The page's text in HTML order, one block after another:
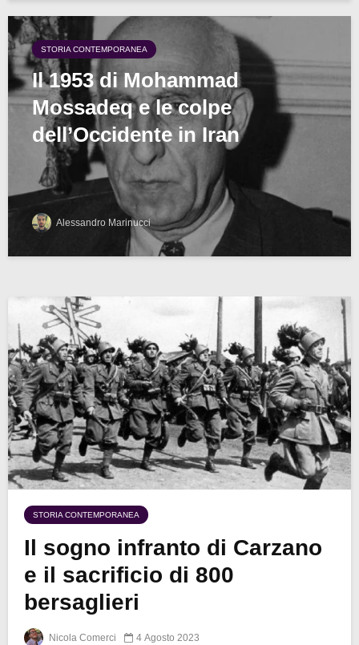
STORIA CONTEMPORANEA
Il 1953 di Mohammad
Mossadeq e le colpe
dell’Occidente in Iran
Alessandro Marinucci
STORIA CONTEMPORANEA
Il sogno infranto di Carzano
e il sacrificio di 800
bersaglieri
Nicola Comerci 4 Agosto 2023